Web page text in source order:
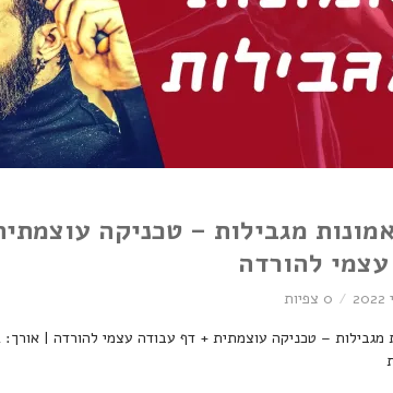
מגבילות – טכניקה
להורדה
0 צפיות